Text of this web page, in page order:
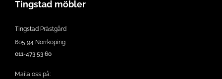
Tingstad möbler
Tingstad Prästgård
605 94 Norrköping
011-473 53 60
Maila oss på: